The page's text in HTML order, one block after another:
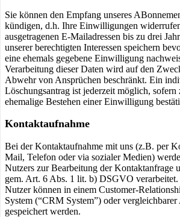
Sie können den Empfang unseres
kündigen, d.h. Ihre Einwilligungen
ausgetragenen E-Mailadressen bis zu drei
unserer berechtigten Interessen speichern
eine ehemals gegebene Einwilligung
Verarbeitung dieser Daten wird auf den
Abwehr von Ansprüchen beschränkt. Ein
Löschungsantrag ist jederzeit möglich, sofern
ehemalige Bestehen einer Einwilligung
Kontaktaufnahme
Bei der Kontaktaufnahme mit uns (z.B. per
Mail, Telefon oder via sozialer Medien)
Nutzers zur Bearbeitung der Kontaktanfrage
gem. Art. 6 Abs. 1 lit. b) DSGVO
Nutzer können in einem Customer-
System (“CRM System”) oder
gespeichert werden.